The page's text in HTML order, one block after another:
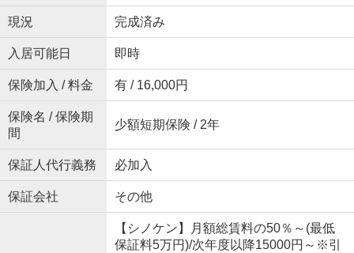
現況 完成済み
入居可能日 即時
保険加入 / 料金 有 / 16,000円
保険名 / 保険期
間
少額短期保険 / 2年
保証人代行義務 必加入
保証会社 その他
【シノケン】月額総賃料の50％～(最低
保証料5万円)/次年度以降15000円～※引